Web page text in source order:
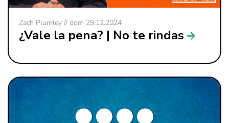
Zach Plumley // dom 29.12.2024
¿Vale la pena? | No te rindas